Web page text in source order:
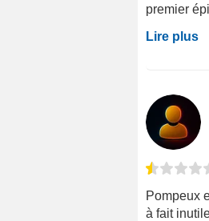
premier
Lire plus
Pompeux
à fait